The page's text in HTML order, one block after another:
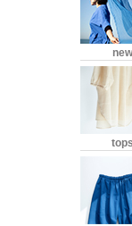
new
tops